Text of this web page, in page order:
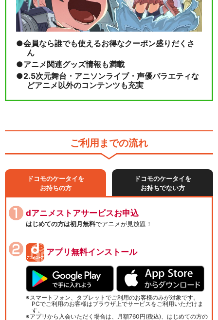
会員なら誰でも使えるお得なクーポン盛りだくさ
ん
アニメ関連グッズ情報も満載
2.5次元舞台・アニソンライブ・声優バラエティな
どアニメ以外のコンテンツも充実
ご利用までの流れ
ドコモのケータイを
お持ちの方
ドコモのケータイを
お持ちでない方
dアニメストアサービスお申込
はじめての方は初月無料でアニメが見放題！
アプリ無料インストール
スマートフォン、タブレットでご利用のお客様のみが対象です。
PCでご利用のお客様はブラウザ上でサービスをご利用いただけま
す。
アプリから入会いただく場合は、月額760円(税込)、はじめての方の